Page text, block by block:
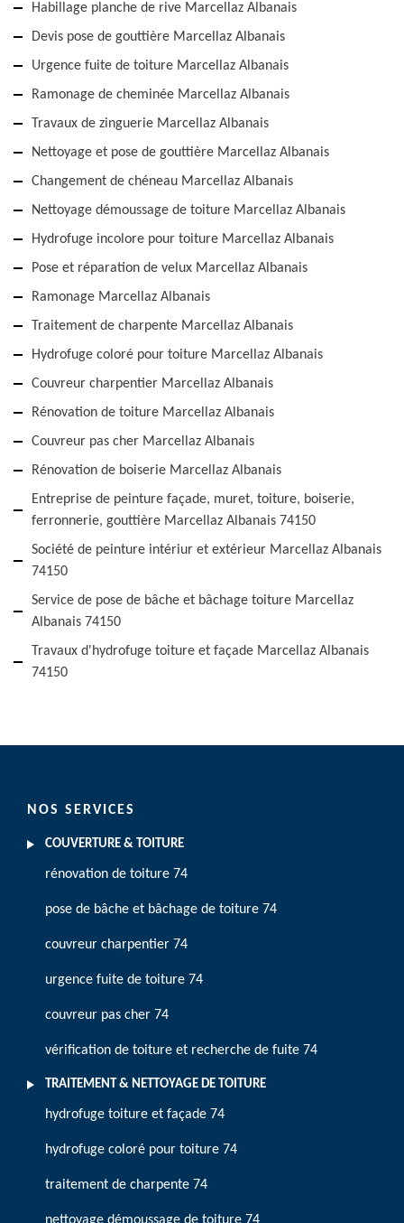
Habillage planche de rive Marcellaz Albanais
Devis pose de gouttière Marcellaz Albanais
Urgence fuite de toiture Marcellaz Albanais
Ramonage de cheminée Marcellaz Albanais
Travaux de zinguerie Marcellaz Albanais
Nettoyage et pose de gouttière Marcellaz Albanais
Changement de chéneau Marcellaz Albanais
Nettoyage démoussage de toiture Marcellaz Albanais
Hydrofuge incolore pour toiture Marcellaz Albanais
Pose et réparation de velux Marcellaz Albanais
Ramonage Marcellaz Albanais
Traitement de charpente Marcellaz Albanais
Hydrofuge coloré pour toiture Marcellaz Albanais
Couvreur charpentier Marcellaz Albanais
Rénovation de toiture Marcellaz Albanais
Couvreur pas cher Marcellaz Albanais
Rénovation de boiserie Marcellaz Albanais
Entreprise de peinture façade, muret, toiture, boiserie,
ferronnerie, gouttière Marcellaz Albanais 74150
Société de peinture intériur et extérieur Marcellaz Albanais
74150
Service de pose de bâche et bâchage toiture Marcellaz
Albanais 74150
Travaux d'hydrofuge toiture et façade Marcellaz Albanais
74150
NOS SERVICES
COUVERTURE & TOITURE
rénovation de toiture 74
pose de bâche et bâchage de toiture 74
couvreur charpentier 74
urgence fuite de toiture 74
couvreur pas cher 74
vérification de toiture et recherche de fuite 74
TRAITEMENT & NETTOYAGE DE TOITURE
hydrofuge toiture et façade 74
hydrofuge coloré pour toiture 74
traitement de charpente 74